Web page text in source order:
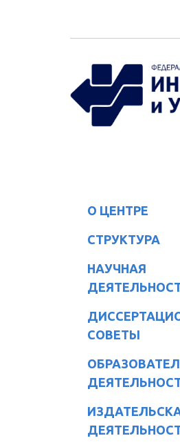
О ЦЕНТРЕ
СТРУКТУРА
НАУЧНАЯ
СОВЕТЫ